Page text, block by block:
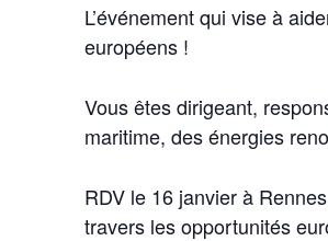
L’événement qui vise à
européens !
Vous êtes dirigeant,
maritime, des énergies
RDV le 16 janvier à
travers les opportunités